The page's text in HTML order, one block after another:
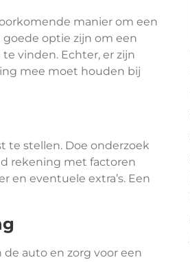
manier om een
optie zijn om een
vinden. Echter, er zijn
mee moet houden bij
te stellen. Doe onderzoek
rekening met factoren
en eventuele extra’s. Een
de auto en zorg voor een